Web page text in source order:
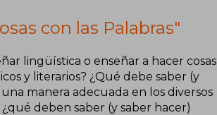
con las Palabras"
lingüística o enseñar a hacer cosas
y literarios? ¿Qué debe saber (y
manera adecuada en los diversos
deben saber (y saber hacer)